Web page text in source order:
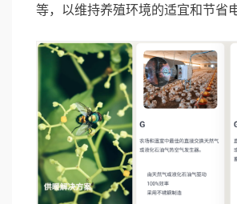
等，以维持养殖环境的适宜和节省